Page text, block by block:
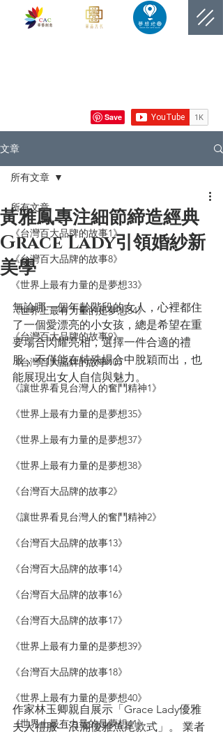
文章
所有文章
《台灣百大品牌的故事1》
《台灣百大品牌的故事8》
《世界上最有力量的是夢想33》
《世界上最有力量的是夢想34》
《台灣百大品牌的故事9》
《台灣百大品牌的故事10》
《讓世界看見台灣人的奮鬥精神1》
《世界上最有力量的是夢想35》
《世界上最有力量的是夢想37》
《世界上最有力量的是夢想38》
《台灣百大品牌的故事2》
《讓世界看見台灣人的奮鬥精神2》
《台灣百大品牌的故事13》
《台灣百大品牌的故事14》
《台灣百大品牌的故事16》
《台灣百大品牌的故事17》
《世界上最有力量的是夢想39》
《台灣百大品牌的故事18》
《世界上最有力量的是夢想40》
《世界上最有力量的是夢想41》
所有文章
黃雅鳳專注細節締造經典
Grace Lady引領婚紗新
美學
無論哪一個年齡階段的女人，心裡都住
了一個愛漂亮的小女孩，總是希望在重
要場合閃耀亮相，選擇一件合適的禮
服，不僅能在特殊場合中脫穎而出，也
能展現出女人自信與魅力。
作家林玉卿親自展示「Grace Lady優雅
夫人禮服—浪滿優雅魚尾款式」。 業者